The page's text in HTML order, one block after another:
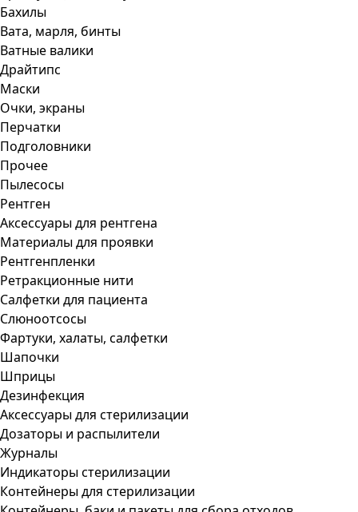
Бахилы
Вата, марля, бинты
Ватные валики
Драйтипс
Маски
Очки, экраны
Перчатки
Подголовники
Прочее
Пылесосы
Рентген
Аксессуары для рентгена
Материалы для проявки
Рентгенпленки
Ретракционные нити
Салфетки для пациента
Слюноотсосы
Фартуки, халаты, салфетки
Шапочки
Шприцы
Дезинфекция
Аксессуары для стерилизации
Дозаторы и распылители
Журналы
Индикаторы стерилизации
Контейнеры для стерилизации